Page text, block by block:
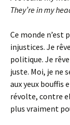
They’re in my
Ce monde n’est
injustices. Je
politique. Je
juste. Moi, je ne
aux yeux bouffis
révolte, contre
plus vraiment